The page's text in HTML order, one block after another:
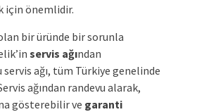
için önemlidir.
bir üründe bir sorunla
servis ağından
ağı, tüm Türkiye genelinde
ağından randevu alarak,
gösterebilir ve garanti